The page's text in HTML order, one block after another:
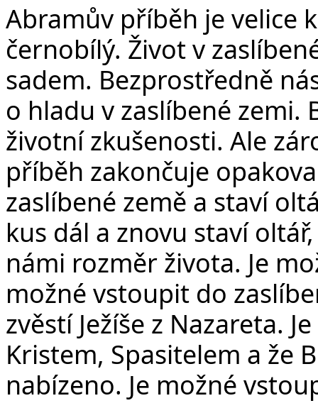
Abramův příběh je velice
černobílý. Život v
sadem. Bezprostředně
o hladu v zaslíbené zemi.
životní zkušenosti. Ale
příběh zakončuje
zaslíbené země a staví
kus dál a znovu staví
námi rozměr života. Je
možné vstoupit do
zvěstí Ježíše z Nazareta.
Kristem, Spasitelem a že
nabízeno. Je možné